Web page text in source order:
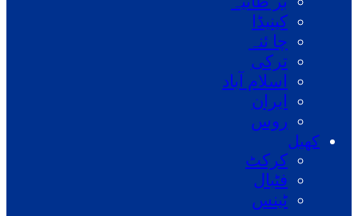
کینیڈا
چا ئنہ
ترکی
اسلام آباد
ایران
روس
کھیل
کرکٹ
فٹبال
ٹینس